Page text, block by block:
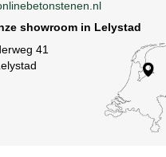
showroom in Lelystad
41